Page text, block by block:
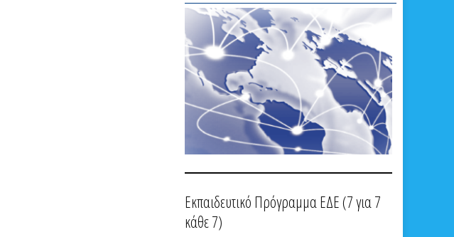
Εκπαιδευτικό Πρόγραμμα ΕΔΕ (7 για 7
κάθε 7)